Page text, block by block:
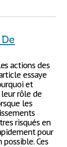
actions des
essaye
et
rôle de
les
risqués en
pour
Ces